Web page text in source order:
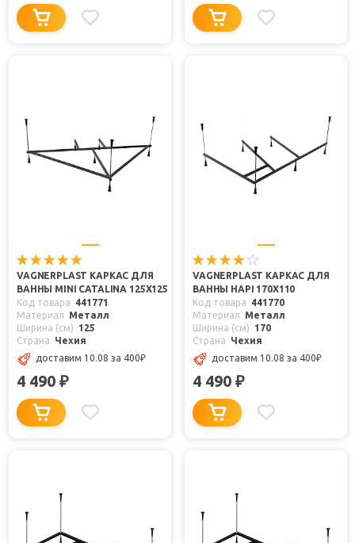
VAGNERPLAST КАРКАС ДЛЯ
ВАННЫ MINI CATALINA 125X125
Код товара
441771
Материал
Металл
Ширина (см)
125
Страна
Чехия
доставим 10.08 за 400₽
4 490 ₽
VAGNERPLAST КАРКАС ДЛЯ
ВАННЫ HAPI 170X110
Код товара
441770
Материал
Металл
Ширина (см)
170
Страна
Чехия
доставим 10.08 за 400₽
4 490 ₽